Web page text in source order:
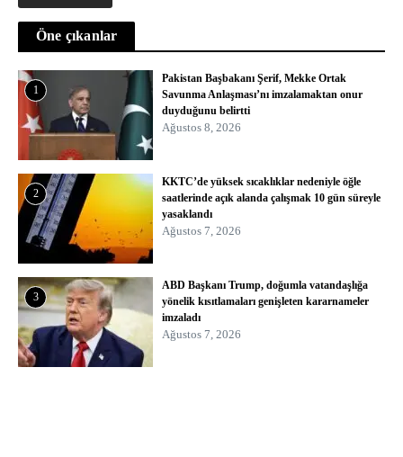
Öne çıkanlar
1
Pakistan Başbakanı Şerif, Mekke Ortak
Savunma Anlaşması’nı imzalamaktan onur
duyduğunu belirtti
Ağustos 8, 2026
2
KKTC’de yüksek sıcaklıklar nedeniyle öğle
saatlerinde açık alanda çalışmak 10 gün süreyle
yasaklandı
Ağustos 7, 2026
3
ABD Başkanı Trump, doğumla vatandaşlığa
yönelik kısıtlamaları genişleten kararnameler
imzaladı
Ağustos 7, 2026